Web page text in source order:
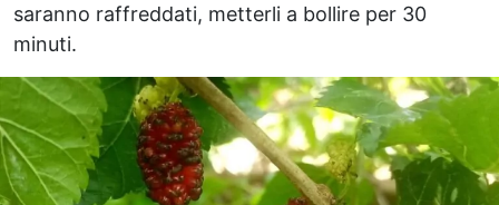
saranno raffreddati, metterli a bollire per 30
minuti.